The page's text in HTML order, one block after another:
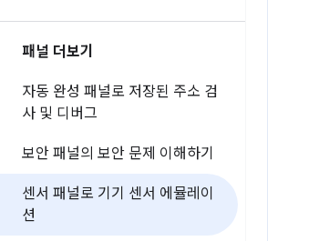
패널 더보기
자동 완성 패널로 저장된 주소 검
사 및 디버그
보안 패널의 보안 문제 이해하기
센서 패널로 기기 센서 에뮬레이
션